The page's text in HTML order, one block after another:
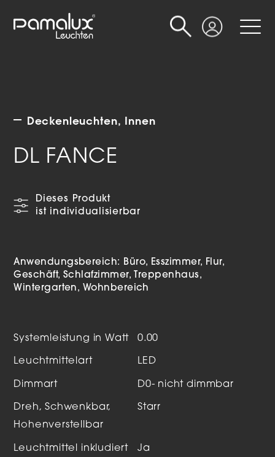
Login
Suche
Deckenleuchten Innen
DL FANCE
Dieses Produkt
ist individualisierbar
Anwendungsbereich: Büro Esszimmer
Flur
Geschäft Schlafzimmer
Treppenhaus
Wintergarten
Wohnbereich
Systemleistung in Watt 0.00
Leuchtmittelart LED
Dimmart D0- nicht dimmbar
Dreh, Schwenkbar,
Hohenverstellbar
Starr
Leuchtmittel inkludiert Ja